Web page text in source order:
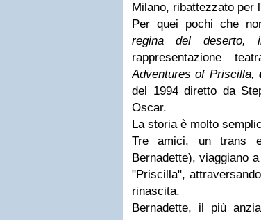
Milano, ribattezzato per
Per quei pochi che
regina del deserto,
rappresentazione
Adventures of Priscilla,
del 1994 diretto da
Oscar.
La storia è molto
Tre amici, un trans
Bernadette), viaggiano
"Priscilla",
rinascita.
Bernadette, il più